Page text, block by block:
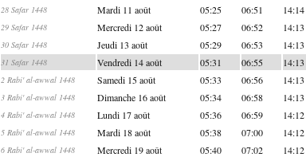
28 Safar 1448 Mardi 11 août 05:25 06:51 14:14
29 Safar 1448 Mercredi 12 août 05:27 06:52 14:13
30 Safar 1448 Jeudi 13 août 05:29 06:53 14:13
31 Safar 1448 Vendredi 14 août 05:31 06:55 14:13
2 Rabi' al-awwal 1448 Samedi 15 août 05:33 06:56 14:13
3 Rabi' al-awwal 1448 Dimanche 16 août 05:34 06:58 14:13
4 Rabi' al-awwal 1448 Lundi 17 août 05:36 06:59 14:12
5 Rabi' al-awwal 1448 Mardi 18 août 05:38 07:00 14:12
6 Rabi' al-awwal 1448 Mercredi 19 août 05:40 07:02 14:12